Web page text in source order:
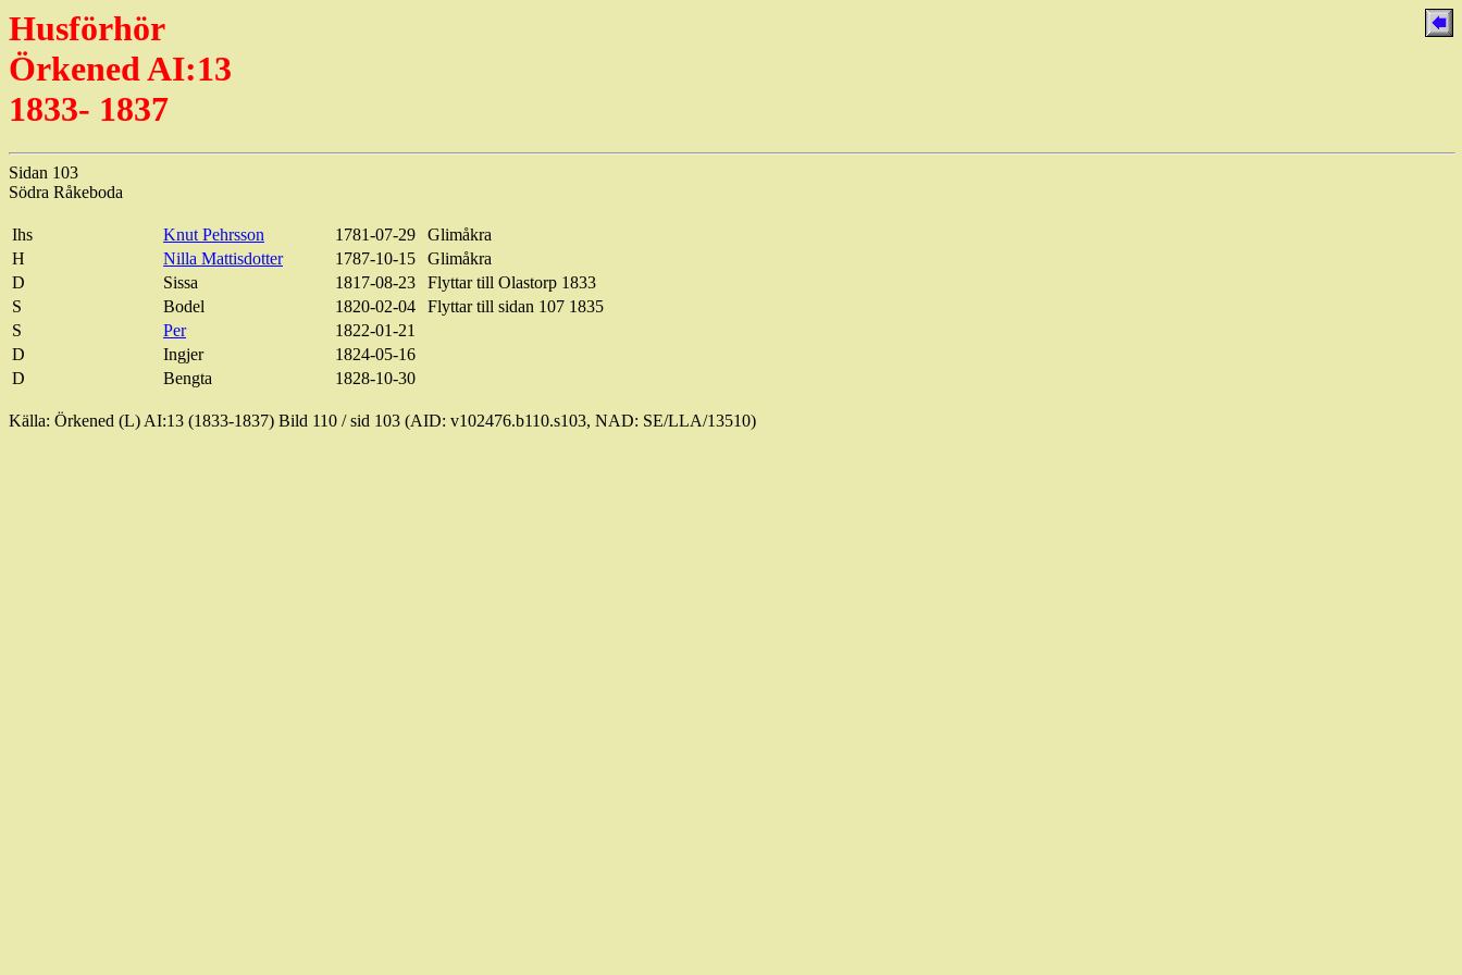
Husförhör
ÖrkenedAI:13
1833- 1837
Sidan 103
Södra Råkeboda
Ihs Knut Pehrsson 1781-07-29
Glimåkra
H
Nilla Mattisdotter 1787-10-15
Glimåkra
D
Sissa 1817-08-23 Flyttartill Olastorp 1833
S
Bodel 1820-02-04 Flyttartill sidan 107 1835
S
Per
1822-01-21
D
Ingjer
1824-05-16
D
Bengta 1828-10-30
Källa: Örkened (L) AI:13 (1833-1837) Bild 110 /sid 103 (AID: v102476.b110.s103, NAD: SE/LLA/13510)